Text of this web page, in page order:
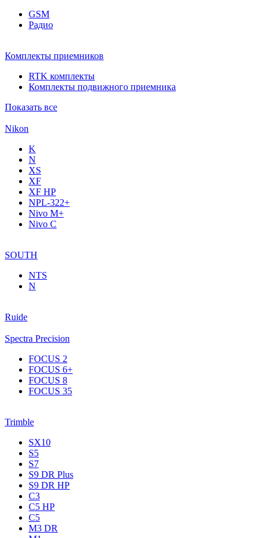
GSM
Радио
Комплекты приемников
RTK комплекты
Комплекты подвижного приемника
Показать все
Nikon
K
N
XS
XF
XF НР
NPL-322+
Nivo M+
Nivo C
SOUTH
NTS
N
Ruide
Spectra Precision
FOCUS 2
FOCUS 6+
FOCUS 8
FOCUS 35
Trimble
SX10
S5
S7
S9 DR Plus
S9 DR HP
C3
С5 НР
C5
M3 DR